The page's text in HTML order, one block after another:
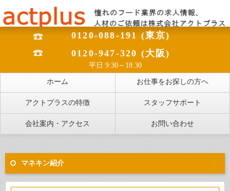
0120-088-191 (東京)
0120-947-320 (大阪)
平日 9:30～18:30
ホーム お仕事をお探しの方へ
アクトプラスの特徴 スタッフサポート
会社案内・アクセス お問い合わせ
マネキン紹介